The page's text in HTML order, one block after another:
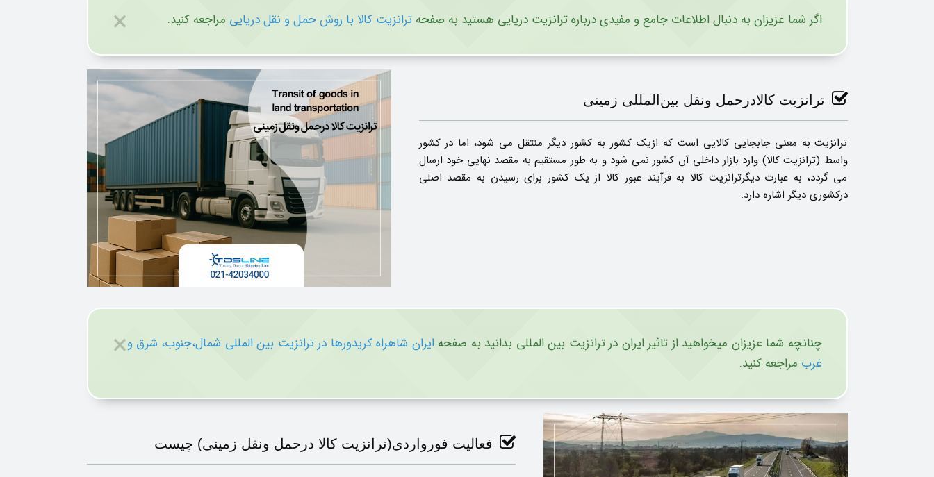
× اگر شما عزیزان به دنبال اطلاعات جامع و مفیدی درباره ترانزیت دریایی هستید به صفحهترانزیت کالا با روش حمل و نقل دریایی مراجعه کنید.
ترانزیت کالادرحمل ونقل بین‌المللی زمینی
ترانزیت به معنی جابجایی کالایی است که ازیک کشور به کشور دیگر منتقل می شود، اما در کشور
واسط (ترانزیت کالا) وارد بازار داخلی آن کشور نمی شود و به طور مستقیم به مقصد نهایی خود ارسال
می گردد، به عبارت دیگرترانزیت کالا به فرآیند عبور کالا از یک کشور برای رسیدن به مقصد اصلی
درکشوری دیگر اشاره دارد.
× چنانچه شما عزیزان میخواهید از تاثیر ایران در ترانزیت بین المللی بدانید به صفحهایران شاهراه کریدورها در ترانزیت بین‌ المللی شمال،جنوب‌‌، شرق و
غرب مراجعه کنید.
فعالیت فورواردی(ترانزیت کالا درحمل ونقل زمینی) چیست